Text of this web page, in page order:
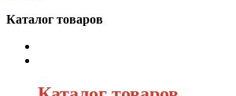
Каталог товаров